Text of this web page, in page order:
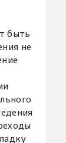
быть
не